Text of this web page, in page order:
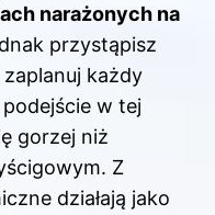
narażonych na
przystąpisz
każdy
w tej
gorzej niż
Z
działają jako